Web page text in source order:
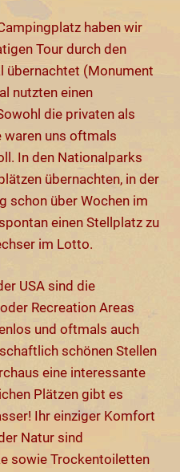
haben wir
Tour durch den
übernachtet (Monument
nutzten einen
die privaten als
waren uns oftmals
In den Nationalparks
übernachten, in der
schon über Wochen im
einen Stellplatz zu
im Lotto.
USA sind die
Recreation Areas
und oftmals auch
schönen Stellen
eine interessante
Plätzen gibt es
Ihr einziger Komfort
Natur sind
sowie Trockentoiletten